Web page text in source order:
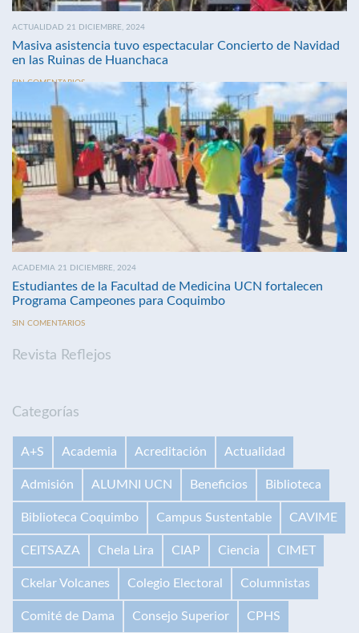
ACTUALIDAD 21 DICIEMBRE, 2024
Masiva asistencia tuvo espectacular Concierto de Navidad
en las Ruinas de Huanchaca
SIN COMENTARIOS
ACADEMIA 21 DICIEMBRE, 2024
Estudiantes de la Facultad de Medicina UCN fortalecen
Programa Campeones para Coquimbo
SIN COMENTARIOS
Revista Reflejos
Categorías
A+S Academia Acreditación Actualidad
Admisión ALUMNI UCN Beneficios Biblioteca
Biblioteca Coquimbo Campus Sustentable CAVIME
CEITSAZA Chela Lira CIAP Ciencia CIMET
Ckelar Volcanes Colegio Electoral Columnistas
Comité de Dama Consejo Superior CPHS